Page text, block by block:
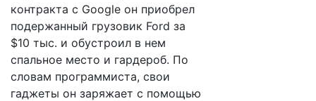
контракта с Google он приобрел
подержанный грузовик Ford за
$10 тыс. и обустроил в нем
спальное место и гардероб. По
словам программиста, свои
гаджеты он заряжает с помощью